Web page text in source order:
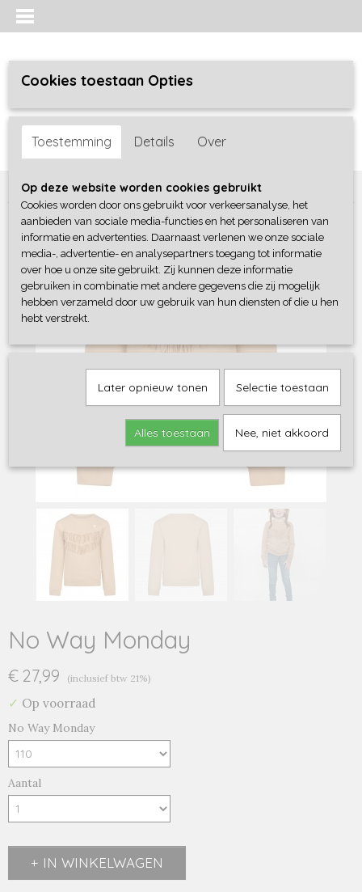
Inloggen Registreren
Home >Meisjes>Truien / sweaters / vesten>No Way Monday
No Way Monday
€ 27,99 (inclusief btw 21%)
✓ Op voorraad
No Way Monday
Aantal
IN WINKELWAGEN
Cookies toestaan Opties
Toestemming Details Over
Op deze website worden cookies gebruikt
Cookies worden door ons gebruikt voor verkeersanalyse, het
aanbieden van sociale media-functies en het personaliseren van
informatie en advertenties. Daarnaast verlenen we onze sociale
media-, advertentie- en analysepartners toegang tot informatie
over hoe u onze site gebruikt. Zij kunnen deze informatie
gebruiken in combinatie met andere gegevens die zij mogelijk
hebben verzameld door uw gebruik van hun diensten of die u hen
hebt verstrekt.
Later opnieuw tonen Selectie toestaan
Alles toestaan Nee, niet akkoord